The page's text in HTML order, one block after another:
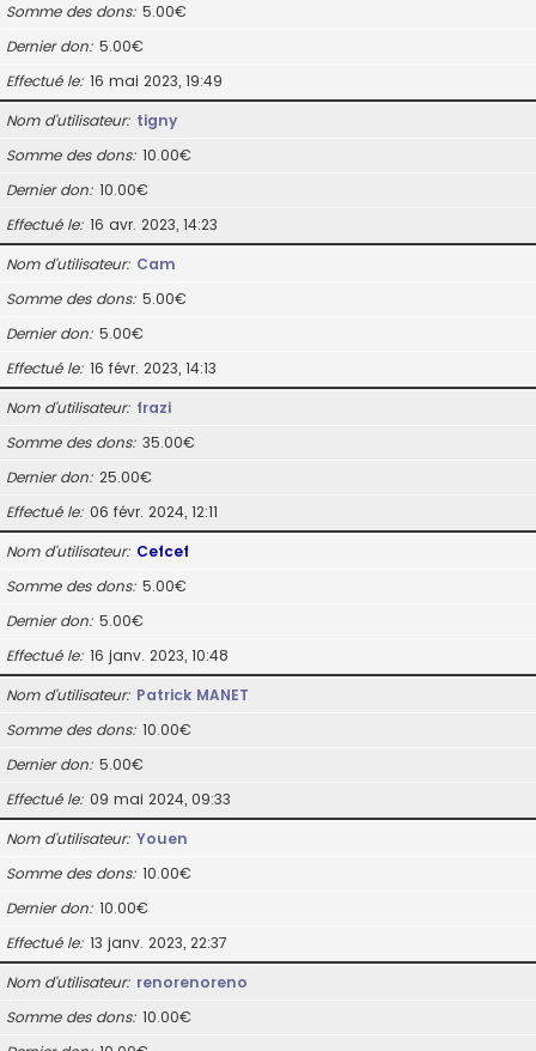
Somme des dons 5.00€
Dernier don 5.00€
Effectué le 16 mai 2023, 19:49
Nom d’utilisateur tigny
Somme des dons 10.00€
Dernier don 10.00€
Effectué le 16 avr. 2023, 14:23
Nom d’utilisateur Cam
Somme des dons 5.00€
Dernier don 5.00€
Effectué le 16 févr. 2023, 14:13
Nom d’utilisateur frazi
Somme des dons 35.00€
Dernier don 25.00€
Effectué le 06 févr. 2024, 12:11
Nom d’utilisateur Cefcef
Somme des dons 5.00€
Dernier don 5.00€
Effectué le 16 janv. 2023, 10:48
Nom d’utilisateur Patrick MANET
Somme des dons 10.00€
Dernier don 5.00€
Effectué le 09 mai 2024, 09:33
Nom d’utilisateur Youen
Somme des dons 10.00€
Dernier don 10.00€
Effectué le 13 janv. 2023, 22:37
Nom d’utilisateur renorenoreno
Somme des dons 10.00€